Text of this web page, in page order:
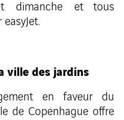
dimanche et tous
ville des jardins
en faveur du
de Copenhague offre